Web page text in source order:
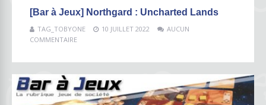
[Bar à Jeux] Northgard : Uncharted Lands
TAG_TOBYONE 10 JUILLET 2022
AUCUN
COMMENTAIRE